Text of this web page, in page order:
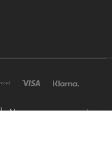
Algemene voorwaarden